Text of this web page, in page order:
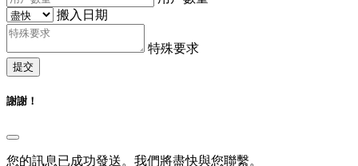
搬入日期
特殊要求
提交
謝謝！
您的訊息已成功發送。我們將盡快與您聯繫。